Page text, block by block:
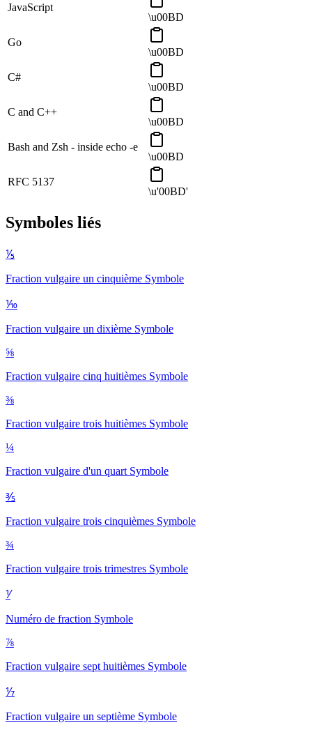
JavaScript
\u00BD
Go
\u00BD
C#
\u00BD
C and C++
\u00BD
Bash and Zsh - inside echo -e
\u00BD
RFC 5137
\u'00BD'
Symboles liés
⅕
Fraction vulgaire un cinquième Symbole
⅒
Fraction vulgaire un dixième Symbole
⅝
Fraction vulgaire cinq huitièmes Symbole
⅜
Fraction vulgaire trois huitièmes Symbole
¼
Fraction vulgaire d'un quart Symbole
⅗
Fraction vulgaire trois cinquièmes Symbole
¾
Fraction vulgaire trois trimestres Symbole
⅟
Numéro de fraction Symbole
⅞
Fraction vulgaire sept huitièmes Symbole
⅐
Fraction vulgaire un septième Symbole